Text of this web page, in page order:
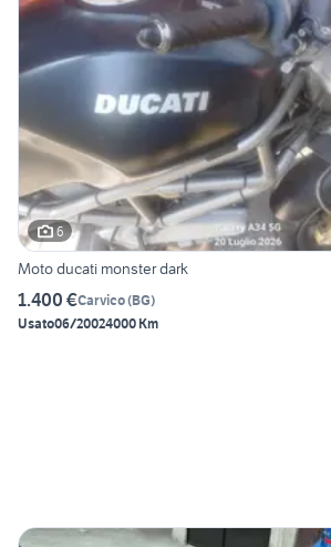
6
Moto ducati monster dark
1.400 €Carvico(BG)
Usato06/20024000 Km